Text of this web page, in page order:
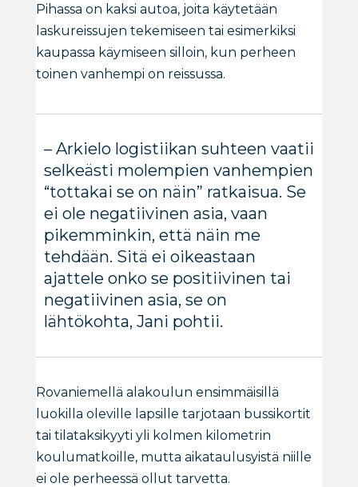
Pihassa on kaksi autoa, joita käytetään
laskureissujen tekemiseen tai esimerkiksi
kaupassa käymiseen silloin, kun perheen
toinen vanhempi on reissussa.
– Arkielo logistiikan suhteen vaatii
selkeästi molempien vanhempien
“tottakai se on näin” ratkaisua. Se
ei ole negatiivinen asia, vaan
pikemminkin, että näin me
tehdään. Sitä ei oikeastaan
ajattele onko se positiivinen tai
negatiivinen asia, se on
lähtökohta, Jani pohtii.
Rovaniemellä alakoulun ensimmäisillä
luokilla oleville lapsille tarjotaan bussikortit
tai tilataksikyyti yli kolmen kilometrin
koulumatkoille, mutta aikataulusyistä niille
ei ole perheessä ollut tarvetta.